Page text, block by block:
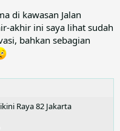
di kawasan Jalan
akhir ini saya lihat sudah
bahkan sebagian
Raya 82 Jakarta